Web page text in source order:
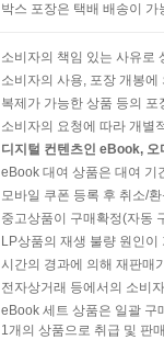
박스 포장은 택배 배송이
소비자의 책임 있는 사유로
소비자의 사용, 포장 개봉
복제가 가능한 상품 등의
소비자의 요청에 따라 개별
디지털 컨텐츠인 eBook,
eBook 대여 상품은 대여 기
모바일 쿠폰 등록 후 취소/
중고상품이 구매확정(자동
LP상품의 재생 불량 원인
시간의 경과에 의해 재판매
전자상거래 등에서의 소비
eBook 세트 상품은 일괄 구
1개의 상품으로 취급 및 판